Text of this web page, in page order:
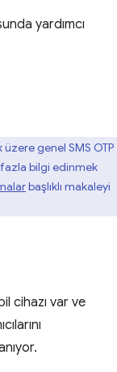
yardımcı
genel SMS OTP
bilgi edinmek
başlıklı makaleyi
cihazı var ve